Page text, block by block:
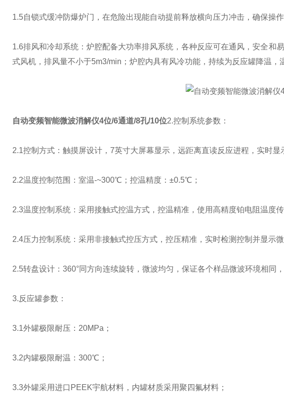
1.5自锁式缓冲防爆炉门，在危险出现能自动提前释放横向压力冲击，确保操
1.6排风和冷却系统：炉腔配备大功率排风系统，各种反应可在通风，安全和
式风机，排风量不小于5m3/min；炉腔内具有风冷功能，持续为反应罐降温，
自动变频智能微波消解仪4位/6通道/8孔/10位2.控制系统参数：
2.1控制方式：触摸屏设计，7英寸大屏幕显示，远距离直读反应进程，实时
2.2温度控制范围：室温-~300℃；控温精度：±0.5℃；
2.3温度控制系统：采用接触式控温方式，控温精准，使用高精度铂电阻温度
2.4压力控制系统：采用非接触式控压方式，控压精准，实时检测控制并显示
2.5转盘设计：360°同方向连续旋转，微波均匀，保证各个样品微波环境相同
3.反应罐参数：
3.1外罐极限耐压：20MPa；
3.2内罐极限耐温：300℃；
3.3外罐采用进口PEEK宇航材料，内罐材质采用聚四氟材料；